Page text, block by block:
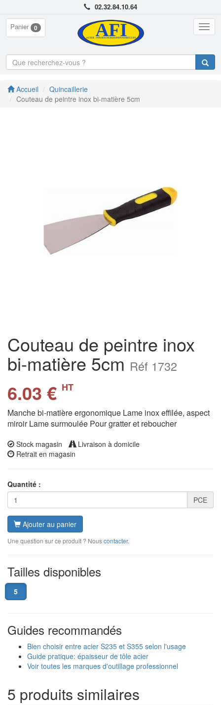
02.32.84.10.64
Panier 0
Accueil
Quincaillerie
Couteau de peintre inox bi-matière 5cm
Couteau de peintre inox
bi-matière 5cm Réf 1732
6.03 € HT
Manche bi-matière ergonomique Lame inox effilée, aspect
miroir Lame surmoulée Pour gratter et reboucher
Stock magasin
Livraison à domicile
Retrait en magasin
Quantité :
PCE
Ajouter au panier
Une question sur ce produit ? Nouscontacter.
Tailles disponibles
5
Guides recommandés
Bien choisir entre acier S235 et S355 selon l'usage
Guide pratique: épaisseur de tôle acier
Voir toutes les marques d'outillage professionnel
5 produits similaires